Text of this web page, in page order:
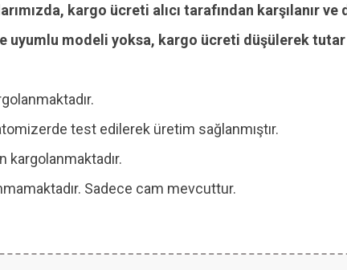
kargo ücreti alıcı tarafından karşılanır
uyumlu modeli yoksa, kargo ücreti düşülerek
test edilerek üretim sağlanmıştır.
kargolanmaktadır.
Sadece cam mevcuttur.